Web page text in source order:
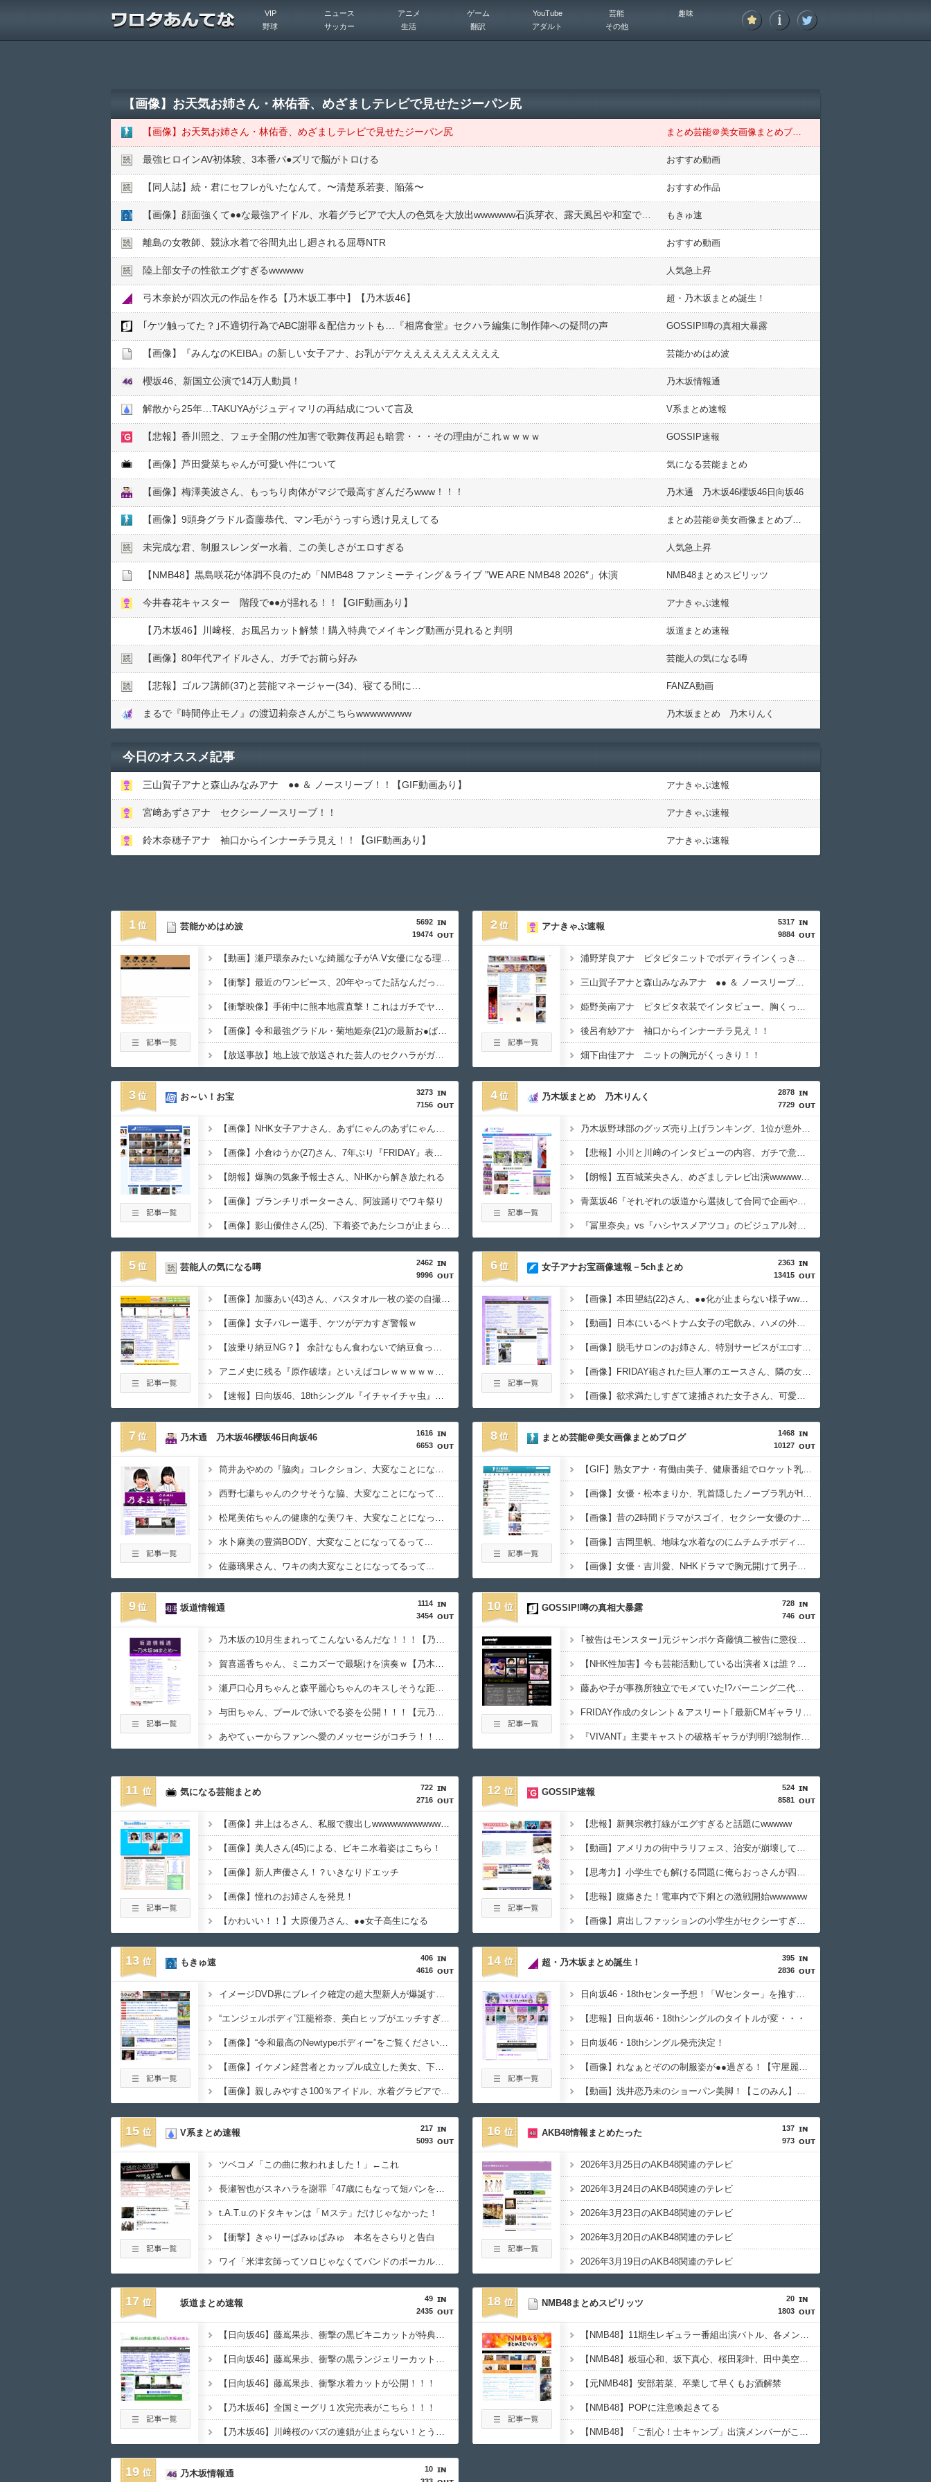
VIP ニュース アニメ ゲーム YouTube 芸能
趣味
野球
サッカー 生活 翻訳 アダルト その他
【画像】お天気お姉さん・林佑香、めざましテレビで見せたジーパン尻
【画像】お天気お姉さん・林佑香、めざましテレビで見せたジーパン尻 まとめ芸能＠美女画像まとめブログ
最強ヒロインAV初体験、3本番パ●︎ズリで脳がトロける おすすめ動画
【同人誌】続・君にセフレがいたなんて。〜清楚系若妻、陥落〜 おすすめ作品
もきゅ速
離島の女教師、競泳水着で谷間丸出し廻される屈辱NTR おすすめ動画
陸上部女子の性欲エグすぎるwwwww 人気急上昇
弓木奈於が四次元の作品を作る【乃木坂工事中】【乃木坂46】 超・乃木坂まとめ誕生！
｢ケツ触ってた？｣不適切行為でABC謝罪＆配信カットも…『相席食堂』セクハラ編集に制作陣への疑問の声 GOSSIP!噂の真相大暴露
【画像】『みんなのKEIBA』の新しい女子アナ、お乳がデケええええええええええ 芸能かめはめ波
櫻坂46、新国立公演で14万人動員！ 乃木坂情報通
解散から25年…TAKUYAがジュディマリの再結成について言及 V系まとめ速報
【悲報】香川照之、フェチ全開の性加害で歌舞伎再起も暗雲・・・その理由がこれｗｗｗｗ GOSSIP速報
【画像】芦田愛菜ちゃんが可愛い件について 気になる芸能まとめ
【画像】梅澤美波さん、もっちり肉体がマジで最高すぎんだろwww！！！ 乃木通 乃木坂46櫻坂46日向坂46
【画像】9頭身グラドル斎藤恭代、マン毛がうっすら透け見えしてる まとめ芸能＠美女画像まとめブログ
未完成な君、制服スレンダー水着、この美しさがエロすぎる 人気急上昇
【NMB48】黒島咲花が体調不良のため「NMB48 ファンミーティング＆ライブ ”WE ARE NMB48 2026″」休演 NMB48まとめスピリッツ
今井春花キャスター 階段で●●が揺れる！！【GIF動画あり】 アナきゃぷ速報
【乃木坂46】川﨑桜、お風呂カット解禁！購入特典でメイキング動画が見れると判明 坂道まとめ速報
【画像】80年代アイドルさん、ガチでお前ら好み 芸能人の気になる噂
【悲報】ゴルフ講師(37)と芸能マネージャー(34)、寝てる間に… FANZA動画
まるで『時間停止モノ』の渡辺莉奈さんがこちらwwwwwwww 乃木坂まとめ 乃木りんく
今日のオススメ記事
三山賀子アナと森山みなみアナ ●● ＆ ノースリーブ！！【GIF動画あり】 アナきゃぷ速報
宮﨑あずさアナ セクシーノースリーブ！！ アナきゃぷ速報
鈴木奈穂子アナ 袖口からインナーチラ見え！！【GIF動画あり】 アナきゃぷ速報
1
5692
19474
芸能かめはめ波
【動画】瀬戸環奈みたいな綺麗な子がA.V女優になる理由ってなんなん？
【衝撃】最近のワンピース、20年やってた話なんだったの？ってくらい内容が変わってしまう
【衝撃映像】手術中に熊本地震直撃！これはガチでヤバすぎる…
【画像】令和最強グラドル・菊地姫奈(21)の最新お●ぱいきたああああああああああ
【放送事故】地上波で放送された芸人のセクハラがガチでヤバすぎる…
2
5317
9884
アナきゃぷ速報
浦野芽良アナ ピタピタニットでボディラインくっきり！！
三山賀子アナと森山みなみアナ ●● ＆ ノースリーブ！！【GIF動画あり】
姫野美南アナ ピタピタ衣装でインタビュー、胸くっきり！！【GIF動画あり】
後呂有紗アナ 袖口からインナーチラ見え！！
畑下由佳アナ ニットの胸元がくっきり！！
3
3273
7156
お～い！お宝
【画像】NHK女子アナさん、あずにゃんのあずにゃんが張ってしまう
【画像】小倉ゆうか(27)さん、7年ぶり『FRIDAY』表紙で神ボディ大解放
【朗報】爆胸の気象予報士さん、NHKから解き放たれる
【画像】ブランチリポーターさん、阿波踊りでワキ祭り
【画像】影山優佳さん(25)、下着姿であたシコが止まらない
4
2878
7729
乃木坂まとめ 乃木りんく
乃木坂野球部のグッズ売り上げランキング、1位が意外すぎるwwwwwwww
【悲報】小川と川﨑のインタビューの内容、ガチで意味不明すぎる
【朗報】五百城茉央さん、めざましテレビ出演wwwwwww
青葉坂46『それぞれの坂道から選抜して合同で企画やります！』←これが最悪だよな
『冨里奈央』vs『ハシヤスメアツコ』のビジュアル対決、意外な結果に終わる...
5
2462
9996
芸能人の気になる噂
【画像】加藤あい(43)さん、バスタオル一枚の姿の自撮りを公開
【画像】女子バレー選手、ケツがデカすぎ警報ｗ
【波乗り納豆NG？】 余計なもん食わないで納豆食っときゃ間違いないことが判明した
アニメ史に残る『原作破壊』といえばコレｗｗｗｗｗｗｗｗｗｗｗｗｗ
【速報】日向坂46、18thシングル『イチャイチャ虫』の発売が決定！！
6
2363
13415
女子アナお宝画像速報－5chまとめ
【画像】本田望結(22)さん、●●化が止まらない様子wwwww
【動画】日本にいるベトナム女子の宅飲み、ハメの外し方がレベチすぎるｗｗｗｗｗｗ
【画像】脱毛サロンのお姉さん、特別サービスがエ□すぎる件ｗｗｗｗｗｗ
【画像】FRIDAY砲された巨人軍のエースさん、隣の女子が絶対に美人だと話題になるｗｗｗｗｗｗ
【画像】欲求満たしすぎて逮捕された女子さん、可愛いと話題にｗｗｗｗｗｗ
7
1616
6653
乃木通 乃木坂46櫻坂46日向坂46
筒井あやめの『脇肉』コレクション、大変なことになってるって...
西野七瀬ちゃんのクサそうな脇、大変なことになってるって...
松尾美佑ちゃんの健康的な美ワキ、大変なことになってるって...
水卜麻美の豊満BODY、大変なことになってるって...
佐藤璃果さん、ワキの肉大変なことになってるって...
8
1468
10127
まとめ芸能＠美女画像まとめブログ
【GIF】熟女アナ・有働由美子、健康番組でロケット乳を見せつける
【画像】女優・松本まりか、乳首隠したノーブラ乳がHすぎる
【画像】昔の2時間ドラマがスゴイ、セクシー女優のナマ乳をモロ流し
【画像】吉岡里帆、地味な水着なのにムチムチボディがHすぎる
【画像】女優・吉川愛、NHKドラマで胸元開けて男子を誘惑しちゃう
9
1114
3454
坂道情報通
乃木坂の10月生まれってこんないるんだな！！！【乃木坂46】
賀喜遥香ちゃん、ミニカズーで最駆けを演奏ｗ【乃木坂46】
瀬戸口心月ちゃんと森平麗心ちゃんのキスしそうな距離感！！！【乃木坂46】
与田ちゃん、プールで泳いでる姿を公開！！！【元乃木坂46】
あやてぃーからファンへ愛のメッセージがコチラ！！！【乃木坂46】
10
728
746
GOSSIP!噂の真相大暴露
｢被告はモンスター｣元ジャンポケ斉藤慎二被告に懲役７年求刑でほぼ実刑確実？弁護側の主張が無理筋なワケ
【NHK性加害】今も芸能活動している出演者Ｘは誰？実名非公表は隠蔽？ネットで逃げ得への怒り＆特定に過熱
藤あや子が事務所独立でモメていた!?バーニング二代目社長が売上やギャラの配分を明かして異例の告白
FRIDAY作成のタレント＆アスリート｢最新CMギャラリスト｣消えた女優､旧ジャニの明暗､規格外の13億円!?
『VIVANT』主要キャストの破格ギャラが判明!?総制作費は破格の20億円超の大赤字覚悟でも放送できるワケ
11
722
2716
気になる芸能まとめ
【画像】井上はるさん、私服で腹出しwwwwwwwwwwwwwwwwwwwwwwwwwwwwwwwwwwwwwww
【画像】美人さん(45)による、ビキニ水着姿はこちら！
【画像】新人声優さん！？いきなりドエッチ
【画像】憧れのお姉さんを発見！
【かわいい！！】大原優乃さん、●●女子高生になる
12
524
8581
GOSSIP速報
【悲報】新興宗教打線がエグすぎると話題にwwwww
【動画】アメリカの街中ラリフェス、治安が崩壊してない理由ｗｗｗｗｗｗ
【思考力】小学生でも解ける問題に俺らおっさんが四苦八苦ｗｗｗｗその答えは？ｗ
【悲報】腹痛きた！電車内で下痢との激戦開始wwwwww
【画像】肩出しファッションの小学生がセクシーすぎて世の中歪んどるｗｗｗｗｗ
13
406
4616
もきゅ速
イメージDVD界にブレイク確定の超大型新人が爆誕するwwwww黒髪清純乙女・黒川結、顔もカラダも演技もIVファンから絶賛の嵐！！処女作「初結」の動画＆画像まとめ！！
“エンジェルボディ”江籠裕奈、美白ヒップがエッチすぎるwwwwww最新水着グラビア写真集でセクシーショット！！！
【画像】“令和最高のNewtypeボディー”をご覧くださいwwwww小倉あずさ、下着グラビアで神スタイル炸裂！！！
【画像】イケメン経営者とカップル成立した美女、下着グラビアがセクシーすぎるwwwwww高橋かの、妖艶ランジェリーで悩殺！！！
【画像】親しみやすさ100％アイドル、水着グラビアでセクシー撮wwwwwwwアプガ鍛治島彩、「週刊プレイボーイ」で美スタイルを大解放！！！
14
395
2836
超・乃木坂まとめ誕生！
日向坂46・18thセンター予想！「Wセンター」を推す声多し！！
【悲報】日向坂46・18thシングルのタイトルが変・・・
日向坂46・18thシングル発売決定！
【画像】れなぁとぞのの制服姿が●●過ぎる！【守屋麗奈・大園玲】【櫻坂46】
【動画】浅井恋乃未のショーパン美脚！【このみん】【櫻坂46】
15
217
5093
V系まとめ速報
ツベコメ「この曲に救われました！」←これ
長瀬智也がスネハラを謝罪「47歳にもなって短パンを履き…」論争に言及
t.A.T.u.のドタキャンは「Ｍステ」だけじゃなかった！
【衝撃】きゃりーぱみゅぱみゅ 本名をさらりと告白
ワイ「米津玄師ってソロじゃなくてバンドのボーカルならよかったよね」
16
137
973
AKB48情報まとめたった
2026年3月25日のAKB48関連のテレビ
2026年3月24日のAKB48関連のテレビ
2026年3月23日のAKB48関連のテレビ
2026年3月20日のAKB48関連のテレビ
2026年3月19日のAKB48関連のテレビ
17
49
2435
坂道まとめ速報
【日向坂46】藤嶌果歩、衝撃の黒ビキニカットが特典に！！！
【日向坂46】藤嶌果歩、衝撃の黒ランジェリーカットが解禁！！！！
【日向坂46】藤嶌果歩、衝撃水着カットが公開！！！
【乃木坂46】全国ミーグリ１次完売表がこちら！！！
【乃木坂46】川﨑桜のバズの連鎖が止まらない！とうとう幼少期まで万バズ
18
20
1803
NMB48まとめスピリッツ
【NMB48】11期生レギュラー番組出演バトル、各メンバーの同盟人数がこちら
【NMB48】板垣心和、坂下真心、桜田彩叶、田中美空、平山真衣が兵庫アーバン競馬【HUK】公式YouTube現地配信番組「HUK Campus Live」に出演
【元NMB48】安部若菜、卒業して早くもお酒解禁
【NMB48】POPに注意喚起きてる
【NMB48】「ご乱心！士キャンプ」出演メンバーがこちら
19
10
乃木坂情報通